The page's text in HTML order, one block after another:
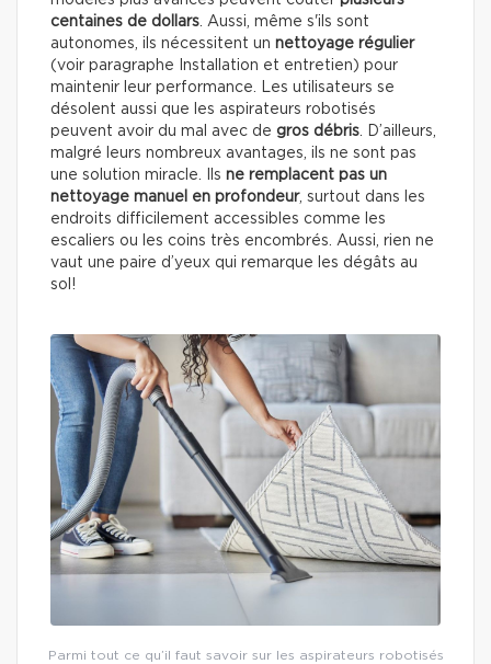
centaines de dollars . Aussi, même s'ils sont
autonomes, ils nécessitent un nettoyage régulier
(voir paragraphe Installation et entretien) pour
maintenir leur performance. Les utilisateurs se
désolent aussi que les aspirateurs robotisés
peuvent avoir du mal avec de gros débris . D’ailleurs,
malgré leurs nombreux avantages, ils ne sont pas
une solution miracle. Ils ne remplacent pas un
nettoyage manuel en profondeur, surtout dans les
endroits difficilement accessibles comme les
escaliers ou les coins très encombrés. Aussi, rien ne
vaut une paire d’yeux qui remarque les dégâts au
sol!
Parmi tout ce qu’il faut savoir sur les aspirateurs robotisés